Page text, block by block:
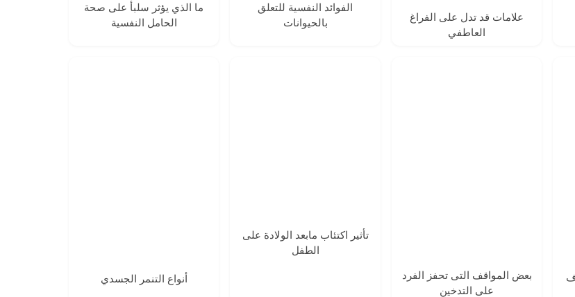
علامات قد تدل على الفراغ
العاطفي
الفوائد النفسية للتعلق
بالحيوانات
ما الذي يؤثر سلبأ على صحة
الحامل النفسية
بعض المواقف التى تحفز الفرد
على التدخين
تأثير اكتئاب مابعد الولادة على
الطفل
‪أنواع التنمر الجسدي